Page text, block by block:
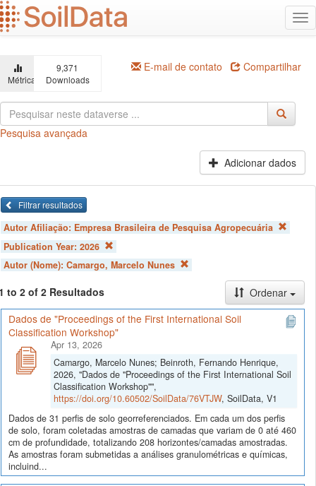
Ir
para
o
principal
Métricas
9,371
Downloads
E-mail de contato Compartilhar
Pesquisa avançada
Adicionar dados
Filtrar resultados
Autor Afiliação: Empresa Brasileira de Pesquisa Agropecuária
Publication Year: 2026
Autor (Nome): Camargo, Marcelo Nunes
to 2 of 2 Resultados
Ordenar
Dados de "Proceedings of the First International Soil
Classification Workshop"
Apr 13, 2026
Camargo, Marcelo Nunes; Beinroth, Fernando Henrique,
2026, "Dados de "Proceedings of the First International Soil
Classification Workshop"",
https://doi.org/10.60502/SoilData/76VTJW, SoilData, V1
Dados de 31 perfis de solo georreferenciados. Em cada um dos perfis
de solo, foram coletadas amostras de camadas que variam de 0 até 460
cm de profundidade, totalizando 208 horizontes/camadas amostradas.
As amostras foram submetidas a análises granulométricas e químicas,
incluind...